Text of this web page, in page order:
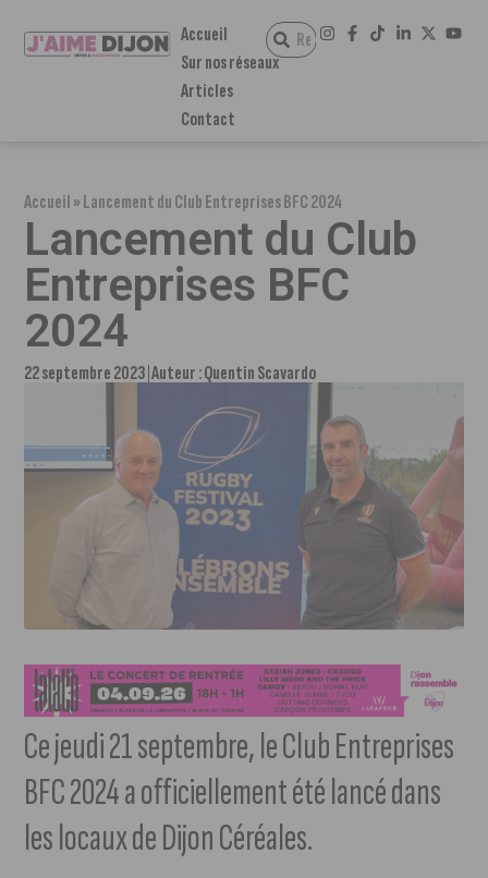
Accueil
Sur nos réseaux
Articles
Contact
Accueil»Lancement du Club Entreprises BFC 2024
Lancement du Club
Entreprises BFC
2024
22 septembre 2023 Auteur :Quentin Scavardo
Ce jeudi 21 septembre, le Club Entreprises
BFC 2024 a officiellement été lancé dans
les locaux de Dijon Céréales.